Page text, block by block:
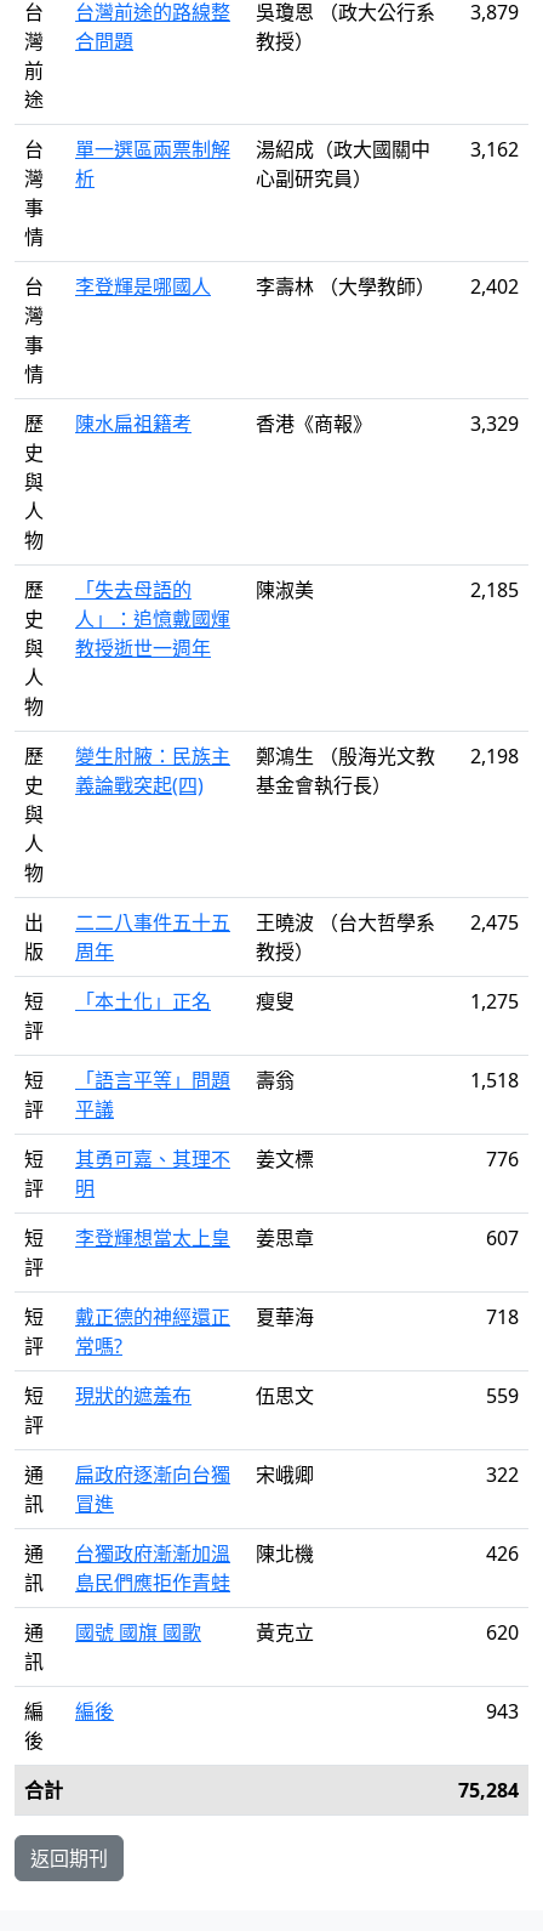
台
灣
前
途
台灣前途的路線整
合問題
吳瓊恩 （政大公行系
教授）
3,879
台
灣
事
情
單一選區兩票制解
析
湯紹成（政大國關中
心副研究員）
3,162
台
灣
事
情
李登輝是哪國人 李壽林 （大學教師） 2,402
歷
史
與
人
物
陳水扁祖籍考 香港《商報》 3,329
歷
史
與
人
物
「失去母語的
人」：追憶戴國煇
教授逝世一週年
陳淑美 2,185
歷
史
與
人
物
變生肘腋：民族主
義論戰突起(四)
鄭鴻生 （殷海光文教
基金會執行長）
2,198
出
版
二二八事件五十五
周年
王曉波 （台大哲學系
教授）
2,475
短
評
「本土化」正名 瘦叟 1,275
短
評
「語言平等」問題
平議
壽翁 1,518
短
評
其勇可嘉、其理不
明
姜文標 776
短
評
李登輝想當太上皇 姜思章 607
短
評
戴正德的神經還正
常嗎?
夏華海 718
短
評
現狀的遮羞布 伍思文 559
通
訊
扁政府逐漸向台獨
冒進
宋峨卿 322
通
訊
台獨政府漸漸加溫
島民們應拒作青蛙
陳北機 426
通
訊
國號 國旗 國歌 黃克立 620
編
後
編後 943
合計 75,284
返回期刊